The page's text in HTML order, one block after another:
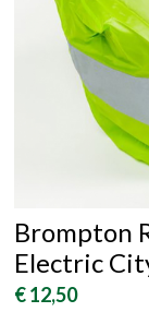
Brompton
Electric
€ 12,50